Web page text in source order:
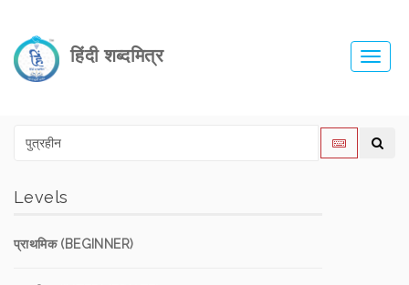
हिंदी शब्दमित्र
Levels
प्राथमिक (BEGINNER)